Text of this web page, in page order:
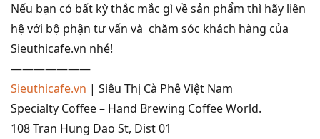
Nếu bạn có bất kỳ thắc mắc gì về sản phẩm thì hãy liên
hệ với bộ phận tư vấn và chăm sóc khách hàng của
Sieuthicafe.vn nhé!
———————
Sieuthicafe.vn | Siêu Thị Cà Phê Việt Nam
Specialty Coffee – Hand Brewing Coffee World.
108 Tran Hung Dao St, Dist 01